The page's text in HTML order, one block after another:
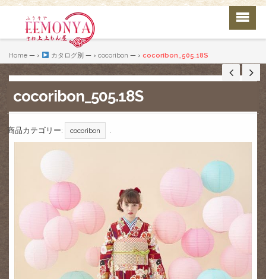
Home — › カタログ別 — › cocoribon — › cocoribon_505.18S
cocoribon_505.18S
商品カテゴリー: cocoribon .